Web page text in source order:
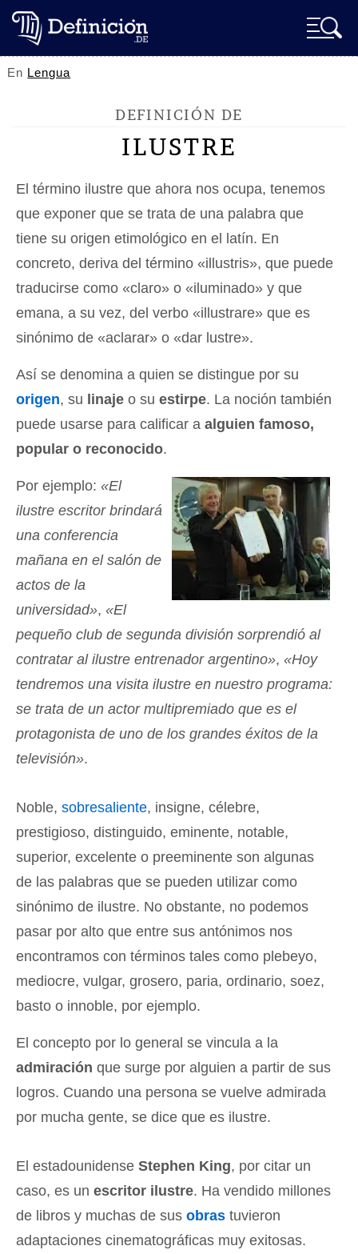
En Lengua
DEFINICIÓN DE
ILUSTRE
El término ilustre que ahora nos ocupa, tenemos
que exponer que se trata de una palabra que
tiene su origen etimológico en el latín. En
concreto, deriva del término «illustris», que puede
traducirse como «claro» o «iluminado» y que
emana, a su vez, del verbo «illustrare» que es
sinónimo de «aclarar» o «dar lustre».
Así se denomina a quien se distingue por su
origen, su linaje o su estirpe. La noción también
puede usarse para calificar a alguien famoso,
popular o reconocido.
Por ejemplo: «El
ilustre escritor brindará
una conferencia
mañana en el salón de
actos de la
universidad», «El
pequeño club de segunda división sorprendió al
contratar al ilustre entrenador argentino», «Hoy
tendremos una visita ilustre en nuestro programa:
se trata de un actor multipremiado que es el
protagonista de uno de los grandes éxitos de la
televisión».
Noble, sobresaliente, insigne, célebre,
prestigioso, distinguido, eminente, notable,
superior, excelente o preeminente son algunas
de las palabras que se pueden utilizar como
sinónimo de ilustre. No obstante, no podemos
pasar por alto que entre sus antónimos nos
encontramos con términos tales como plebeyo,
mediocre, vulgar, grosero, paria, ordinario, soez,
basto o innoble, por ejemplo.
El concepto por lo general se vincula a la
admiración que surge por alguien a partir de sus
logros. Cuando una persona se vuelve admirada
por mucha gente, se dice que es ilustre.
El estadounidense Stephen King, por citar un
caso, es un escritor ilustre. Ha vendido millones
de libros y muchas de sus obras tuvieron
adaptaciones cinematográficas muy exitosas.